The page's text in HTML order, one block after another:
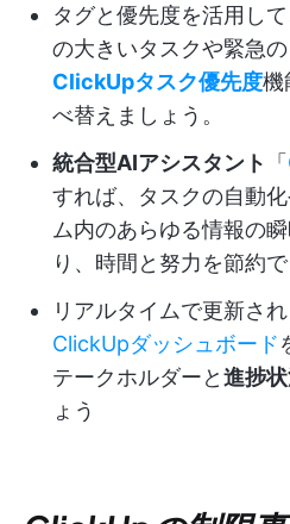
タグと優先度を活用し
の大きいタスクや緊急の
ClickUpタスク優先度機
べ替えましょう。
統合型AIアシスタント
「
すれば、タスクの自動
ム内のあらゆる情報の
り、時間と努力を節約で
リアルタイムで更新さ
ClickUpダッシュボード
テークホルダーと進捗
ょう